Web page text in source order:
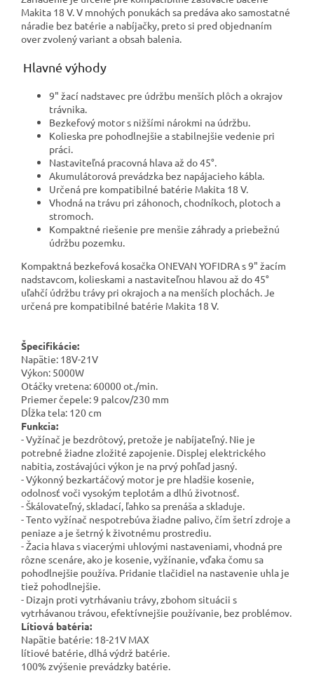
Makita 18 V. V mnohých ponukách sa predáva ako samostatné
náradie bez batérie a nabíjačky, preto si pred objednaním
over zvolený variant a obsah balenia.
Hlavné výhody
9" žací nadstavec pre údržbu menších plôch a okrajov
trávnika.
Bezkefový motor s nižšími nárokmi na údržbu.
Kolieska pre pohodlnejšie a stabilnejšie vedenie pri
práci.
Nastaviteľná pracovná hlava až do 45°.
Akumulátorová prevádzka bez napájacieho kábla.
Určená pre kompatibilné batérie Makita 18 V.
Vhodná na trávu pri záhonoch, chodníkoch, plotoch a
stromoch.
Kompaktné riešenie pre menšie záhrady a priebežnú
údržbu pozemku.
Kompaktná bezkefová kosačka ONEVAN YOFIDRA s 9" žacím
nadstavcom, kolieskami a nastaviteľnou hlavou až do 45°
uľahčí údržbu trávy pri okrajoch a na menších plochách. Je
určená pre kompatibilné batérie Makita 18 V.
Špecifikácie:
Napätie: 18V-21V
Výkon: 5000W
Otáčky vretena: 60000 ot./min.
Priemer čepele: 9 palcov/230 mm
Dĺžka tela: 120 cm
Funkcia:
- Vyžínač je bezdrôtový, pretože je nabíjateľný. Nie je
potrebné žiadne zložité zapojenie. Displej elektrického
nabitia, zostávajúci výkon je na prvý pohľad jasný.
- Výkonný bezkartáčový motor je pre hladšie kosenie,
odolnosť voči vysokým teplotám a dlhú životnosť.
- Škálovateľný, skladací, ľahko sa prenáša a skladuje.
- Tento vyžínač nespotrebúva žiadne palivo, čím šetrí zdroje a
peniaze a je šetrný k životnému prostrediu.
- Žacia hlava s viacerými uhlovými nastaveniami, vhodná pre
rôzne scenáre, ako je kosenie, vyžínanie, vďaka čomu sa
pohodlnejšie používa. Pridanie tlačidiel na nastavenie uhla je
tiež pohodlnejšie.
- Dizajn proti vytrhávaniu trávy, zbohom situácii s
vytrhávanou trávou, efektívnejšie používanie, bez problémov.
Lítiová batéria:
Napätie batérie: 18-21V MAX
lítiové batérie, dlhá výdrž batérie.
100% zvýšenie prevádzky batérie.